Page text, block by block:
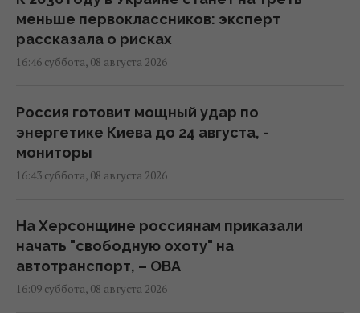
меньше первоклассников: эксперт
рассказала о рисках
16:46 суббота, 08 августа 2026
Россия готовит мощный удар по
энергетике Киева до 24 августа, -
мониторы
16:43 суббота, 08 августа 2026
На Херсонщине россиянам приказали
начать "свободную охоту" на
автотранспорт, – ОВА
16:09 суббота, 08 августа 2026